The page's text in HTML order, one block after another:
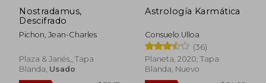
Nostradamus,
Descifrado
Pichon, Jean-Charles
Plaza & Janés,, Tapa
Blanda, Usado
Astrología Karmática
Consuelo Ulloa
(36)
Planeta, 2020, Tapa
Blanda, Nuevo